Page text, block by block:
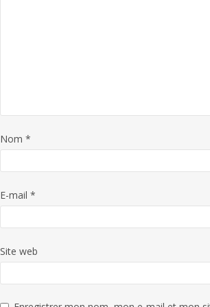
Nom *
E-mail *
Site web